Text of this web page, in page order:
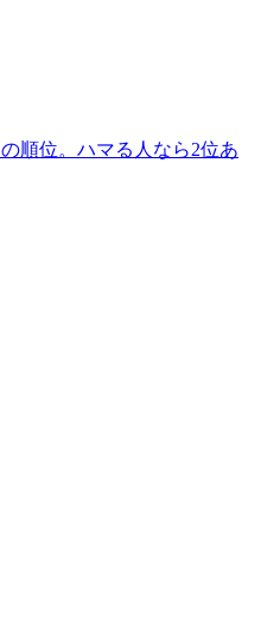
順位。ハマる人なら2位あ